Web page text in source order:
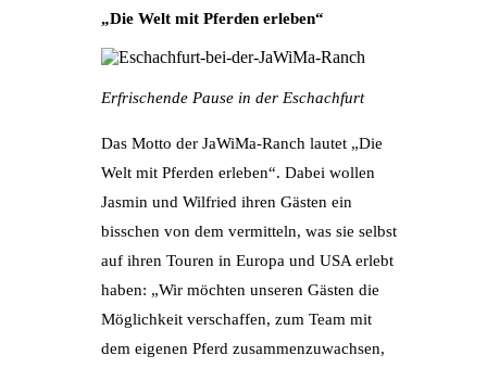
„Die Welt mit Pferden erleben“
Erfrischende Pause in der Eschachfurt
Das Motto der JaWiMa-Ranch lautet „Die
Welt mit Pferden erleben“. Dabei wollen
Jasmin und Wilfried ihren Gästen ein
bisschen von dem vermitteln, was sie selbst
auf ihren Touren in Europa und USA erlebt
haben: „Wir möchten unseren Gästen die
Möglichkeit verschaffen, zum Team mit
dem eigenen Pferd zusammenzuwachsen,